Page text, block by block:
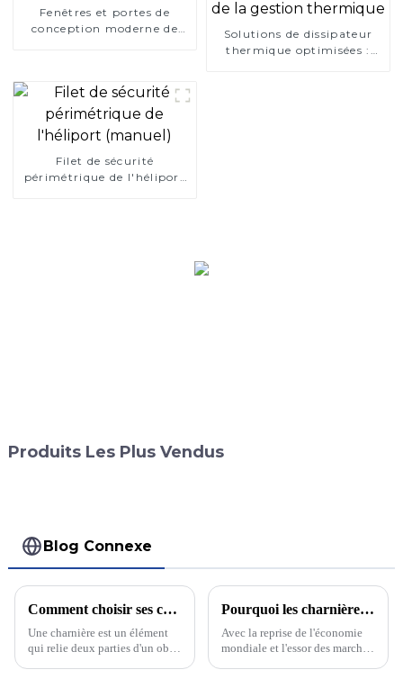
Fenêtres et portes de
conception moderne de
Solutions de dissipateur
thermique optimisées :
Filet de sécurité
périmétrique de l'héliport
Produits Les Plus Vendus
Blog Connexe
Comment choisir ses charnières ? Laquelle est la plus adaptée : charnière à engrenage continu ou charnière traditionnelle ?
Une charnière est un élément
qui relie deux parties d'un objet
Pourquoi les charnières à engrenage continu sont-elles si populaires ? Après avoir lu cette nouvelle, vous allez devoir revoir votre perception des charnières !
Avec la reprise de l'économie
mondiale et l'essor des marchés